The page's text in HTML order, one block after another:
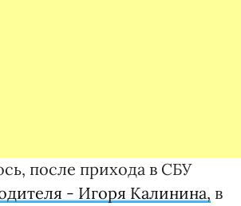
после прихода в СБУ
- Игоря Калинина, в